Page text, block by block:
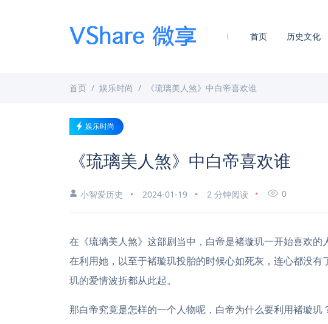
首页 历史文化
首页 娱乐时尚 《琉璃美人煞》中白帝喜欢谁
娱乐时尚
《琉璃美人煞》中白帝喜欢谁
小智爱历史 2024-01-19 2 分钟阅读 0
在《琉璃美人煞》这部剧当中，白帝是褚璇玑一开始喜欢
在利用她，以至于褚璇玑投胎的时候心如死灰，连心都没
玑的爱情波折都从此起。
那白帝究竟是怎样的一个人物呢，白帝为什么要利用褚璇